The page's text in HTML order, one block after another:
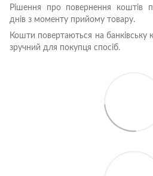
Рішення про повернення коштів
днів з моменту прийому товару.
Кошти повертаються на банківську
зручний для покупця спосіб.